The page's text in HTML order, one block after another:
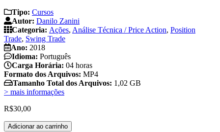
Tipo: Cursos
Autor: Danilo Zanini
Categoria: Ações, Análise Técnica / Price Action, Position
Trade, Swing Trade
Ano: 2018
Idioma: Português
Carga Horária: 04 horas
Formato dos Arquivos: MP4
Tamanho Total dos Arquivos: 1,02 GB
> mais informações
R$30,00
Aprenda
Adicionar ao carrinho